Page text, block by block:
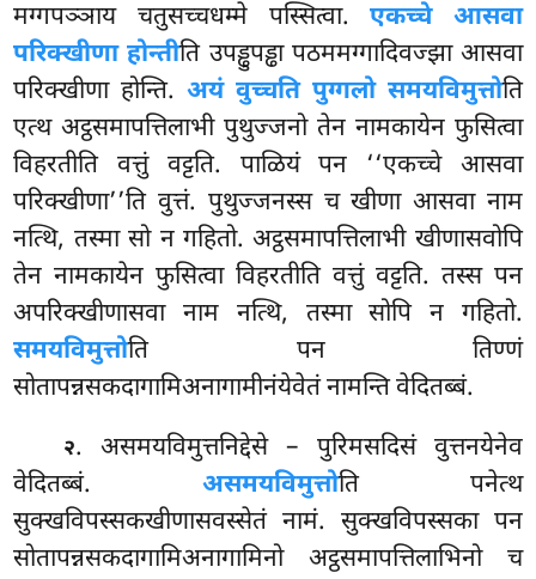
मग्गपञ्ञाय चतुसच्चधम्मे पस्सित्वा.एकच्चे आसवा
परिक्खीणा होन्तीति उपड्ढुपड्ढा पठममग्गादिवज्झा आसवा
परिक्खीणा होन्ति.अयं वुच्चति पुग्गलो समयविमुत्तोति
एत्थ अट्ठसमापत्तिलाभी पुथुज्जनो तेन नामकायेन फुसित्वा
विहरतीति वत्तुं वट्टति. पाळियं पन ‘‘एकच्चे आसवा
परिक्खीणा’’ति वुत्तं. पुथुज्जनस्स च खीणा आसवा नाम
नत्थि, तस्मा सो न गहितो. अट्ठसमापत्तिलाभी खीणासवोपि
तेन नामकायेन फुसित्वा विहरतीति वत्तुं वट्टति. तस्स पन
अपरिक्खीणासवा नाम नत्थि, तस्मा सोपि न गहितो.
समयविमुत्तोति पन तिण्णं
सोतापन्नसकदागामिअनागामीनंयेवेतं नामन्ति वेदितब्बं.
२. असमयविमुत्तनिद्देसे – पुरिमसदिसं वुत्तनयेनेव
वेदितब्बं. असमयविमुत्तोति पनेत्थ
सुक्खविपस्सकखीणासवस्सेतं नामं. सुक्खविपस्सका पन
सोतापन्नसकदागामिअनागामिनो अट्ठसमापत्तिलाभिनो च